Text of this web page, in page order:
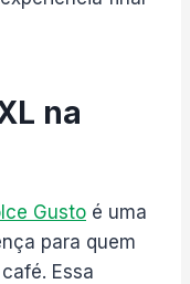
na
Gusto é uma
para quem
Essa